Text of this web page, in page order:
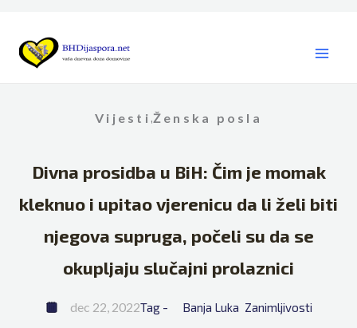
content
Vijesti ,Ženska posla
Divna prosidba u BiH: Čim je momak
kleknuo i upitao vjerenicu da li želi biti
njegova supruga, počeli su da se
okupljaju slučajni prolaznici
dec 22, 2022Tag - Banja Luka Zanimljivosti